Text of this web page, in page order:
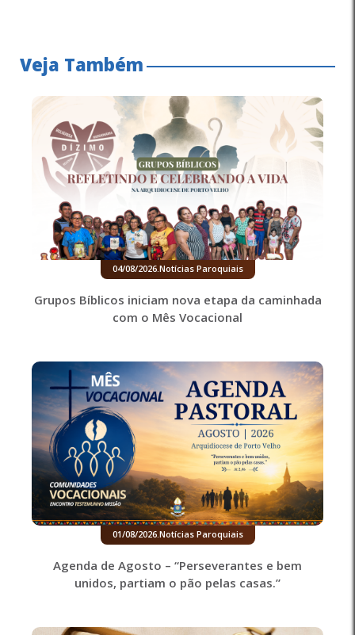
Veja Também
04/08/2026. Notícias Paroquiais
Grupos Bíblicos iniciam nova etapa da caminhada
com o Mês Vocacional
01/08/2026. Notícias Paroquiais
Agenda de Agosto – “Perseverantes e bem
unidos, partiam o pão pelas casas.”